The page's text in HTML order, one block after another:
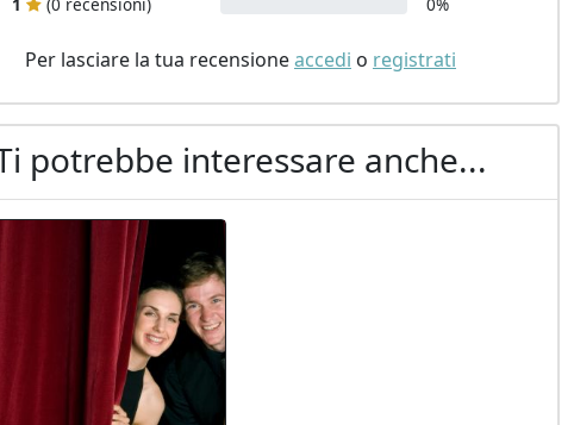
1
(0 recensioni) 0%
Per lasciare la tua recensioneaccedi o registrati
potrebbe interessare anche...